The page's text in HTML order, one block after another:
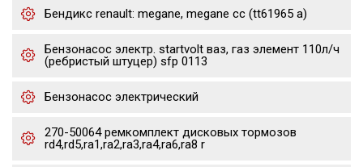
Бендикс renault: megane, megane cc (tt61965 a)
Бензонасос электр. startvolt ваз, газ элемент 110л/ч
(ребристый штуцер) sfp 0113
Бензонасос электрический
270-50064 ремкомплект дисковых тормозов
rd4,rd5,ra1,ra2,ra3,ra4,ra6,ra8 r